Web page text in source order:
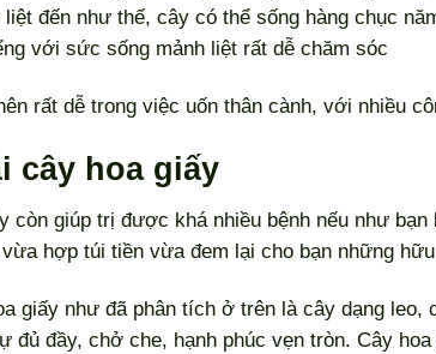
đến như thế, cây có thể sống hàng chục
với sức sống mảnh liệt rất dễ chăm sóc
rất dễ trong việc uốn thân cành, với nhiều
cây hoa giấy
còn giúp trị được khá nhiều bệnh nếu như
hợp túi tiền vừa đem lại cho bạn những
giấy như đã phân tích ở trên là cây dạng
đủ đầy, chở che, hạnh phúc vẹn tròn. Cây